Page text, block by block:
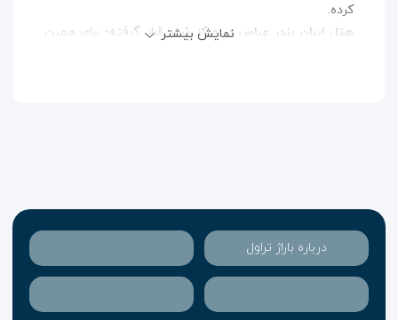
کرده.
هتل ایران بندر عباس در مرکز شهر قرار گرفته؛ برای همین
نمایش بیشتر
درباره باراژ تراول